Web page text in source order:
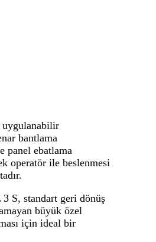
uygulanabilir
bantlama
panel ebatlama
operatör ile beslenmesi
S, standart geri dönüş
büyük özel
için ideal bir